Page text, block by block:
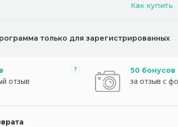
Как купить
только для зарегистрированных
отзыв
50 бонусов
за отзыв с